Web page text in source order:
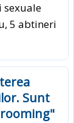
sexuale
5 abtineri
Sunt